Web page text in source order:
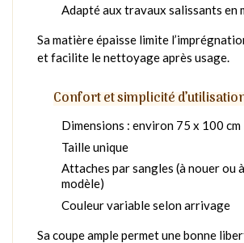
Adapté aux travaux salissants en
Sa matière épaisse limite
et facilite le nettoyage après usage.
Confort et simplicité
Dimensions : environ 75 x 100 cm
Taille unique
Attaches par sangles (à nouer ou
modèle)
Couleur variable selon arrivage
Sa coupe ample permet une bonne